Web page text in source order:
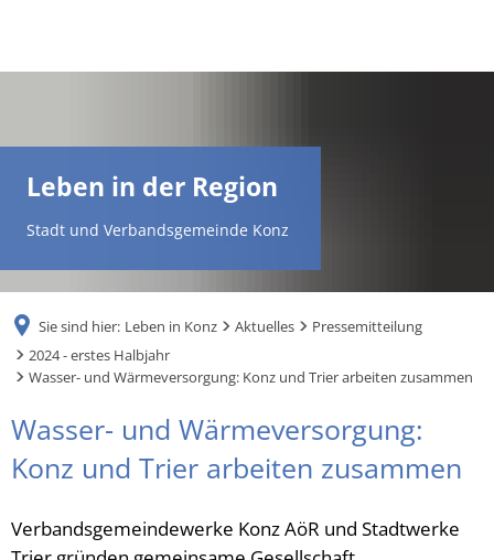
UK
RU
Leben in der Region
Stadt und Verbandsgemeinde Konz
Sie sind hier: Leben in Konz Aktuelles
Pressemitteilung
2024 - erstes Halbjahr
Wasser- und Wärmeversorgung: Konz und Trier arbeiten zusammen
Wasser- und Wärmeversorgung:
Konz und Trier arbeiten zusammen
Verbandsgemeindewerke Konz AöR und Stadtwerke